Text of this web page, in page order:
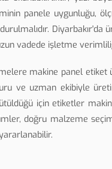
panele uygunluğu,
vadede işletme
makine panel etiket
ve uzman ekibiyle
için etiketler
doğru malzeme